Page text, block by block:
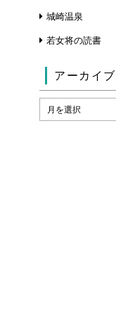
城崎温泉
若女将の読書
アーカイブ